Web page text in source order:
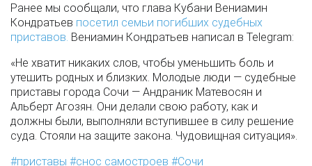
Ранее мы сообщали, что глава Кубани Вениамин
Кондратьев посетил семьи погибших судебных
приставов. Вениамин Кондратьев написал в Telegram:
«Не хватит никаких слов, чтобы уменьшить боль и
утешить родных и близких. Молодые люди — судебные
приставы города Сочи — Андраник Матевосян и
Альберт Агозян. Они делали свою работу, как и
должны были, выполняли вступившее в силу решение
суда. Стояли на защите закона. Чудовищная ситуация».
приставы
снос самостроев Сочи